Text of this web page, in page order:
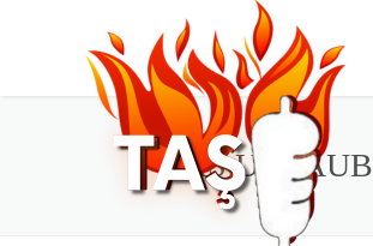
TAS URLAUB